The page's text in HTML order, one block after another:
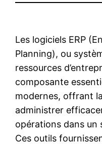
Les logiciels ERP
Planning), ou
ressources
composante
modernes, offrant
administrer
opérations dans un
Ces outils